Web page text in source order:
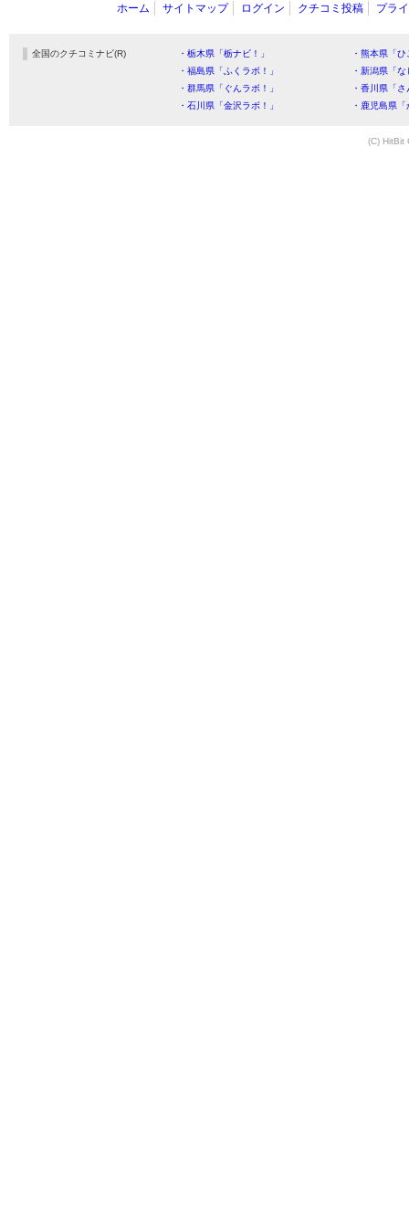
ホーム サイトマップ ログイン クチコミ投稿 プラ
全国のクチコミナビ(R) ・栃木県「栃ナビ！」
・熊本県「
・福島県「ふくラボ！」
・新潟県「
・群馬県「ぐんラボ！」
・香川県「
・石川県「金沢ラボ！」
・鹿児島県
(C) HitBit